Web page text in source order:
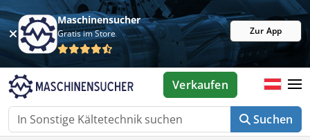
Maschinensucher
Gratis im Store Zur App
Suchen
Verkaufen